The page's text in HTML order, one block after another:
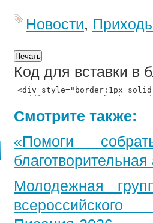
Новости,
Код для вставки в
Смотрите также:
«Помоги
Молодежная